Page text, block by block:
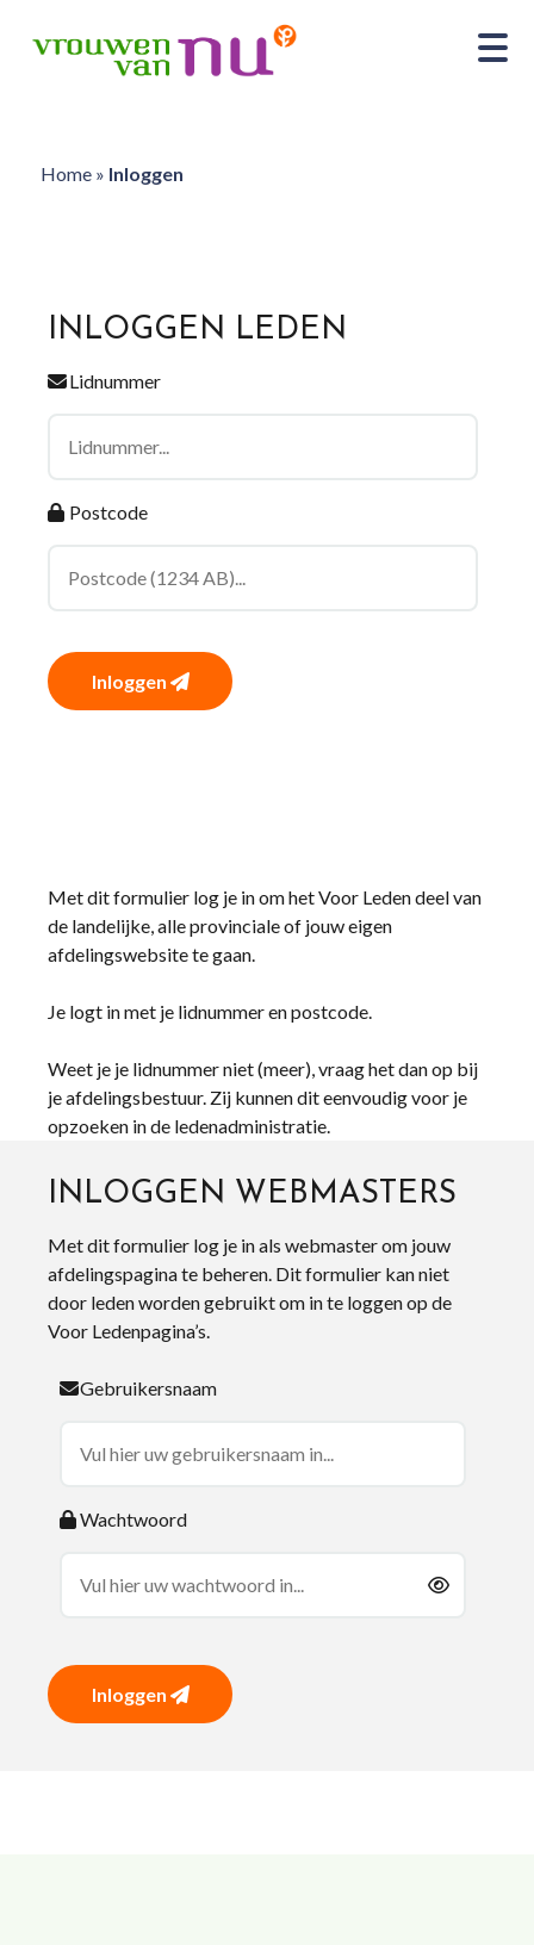
Home» Inloggen
INLOGGEN LEDEN
Lidnummer
Postcode
Inloggen
Met dit formulier log je in om het Voor Leden deel van
de landelijke, alle provinciale of jouw eigen
afdelingswebsite te gaan.
Je logt in met je lidnummer en postcode.
Weet je je lidnummer niet (meer), vraag het dan op bij
je afdelingsbestuur. Zij kunnen dit eenvoudig voor je
opzoeken in de ledenadministratie.
INLOGGEN WEBMASTERS
Met dit formulier log je in als webmaster om jouw
afdelingspagina te beheren. Dit formulier kan niet
door leden worden gebruikt om in te loggen op de
Voor Ledenpagina’s.
Gebruikersnaam
Wachtwoord
Inloggen